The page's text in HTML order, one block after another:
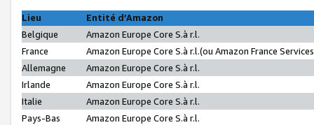
Lieu
Entité d’Amazon
Belgique
Amazon Europe Core S.à r.l.
France
Amazon Europe Core S.à r.l.(ou Amazon France
Allemagne
Amazon Europe Core S.à r.l.
Irlande
Amazon Europe Core S.à r.l.
Italie
Amazon Europe Core S.à r.l.
Pays-Bas
Amazon Europe Core S.à r.l.